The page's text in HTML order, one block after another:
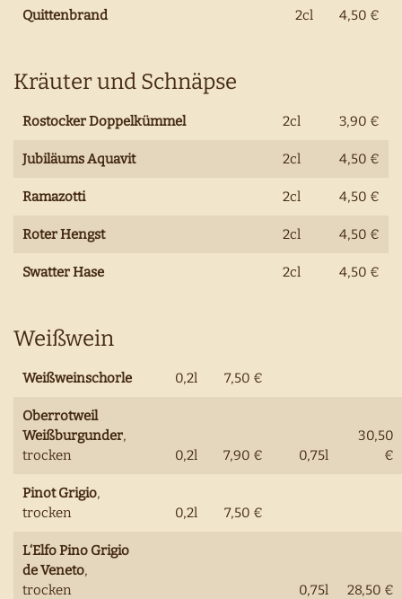
Quittenbrand 2cl 4,50 €
Kräuter und Schnäpse
Rostocker Doppelkümmel 2cl 3,90 €
Jubiläums Aquavit 2cl 4,50 €
Ramazotti 2cl 4,50 €
Roter Hengst 2cl 4,50 €
Swatter Hase 2cl 4,50 €
Weißwein
Weißweinschorle 0,2l 7,50 €
Oberrotweil
Weißburgunder,
trocken
0,2l 7,90 € 0,75l
30,50
€
Pinot Grigio,
trocken
0,2l 7,50 €
L‘Elfo Pino Grigio
de Veneto,
trocken
0,75l 28,50 €